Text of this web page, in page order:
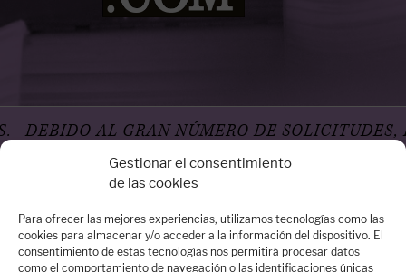
Gestionar el consentimiento
de las cookies
Para ofrecer las mejores experiencias, utilizamos tecnologías como las
cookies para almacenar y/o acceder a la información del dispositivo. El
consentimiento de estas tecnologías nos permitirá procesar datos
como el comportamiento de navegación o las identificaciones únicas
AL GRAN NÚMERO DE SOLICITUDES, LA
Oficina Madrid